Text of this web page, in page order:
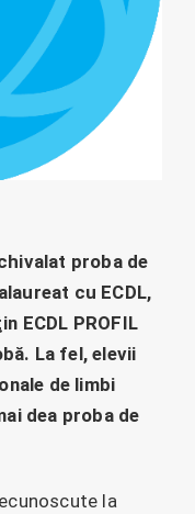
proba de
cu ECDL,
ECDL PROFIL
La fel, elevii
de limbi
dea proba de
la